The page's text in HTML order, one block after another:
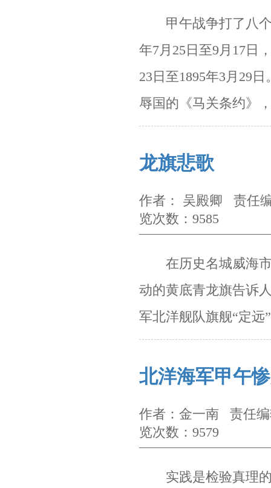
甲午战争打了八个
年7月 25 日至9 月 17日
23 日至1895年3 月 29 日
辱国的《马关条约》
龙旗悲歌
作者： 吴殿卿 责任
览次数：9585
在历史名城威海
动的黄底青龙旗告诉
军北洋舰队旗舰“定远
北洋海军甲午
作者：金一南 责任
览次数：9579
实践是检验真理的